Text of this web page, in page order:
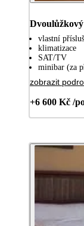
vlastní
klimatizace
SAT/TV
minibar (za
zobrazit
+6 600 Kč /